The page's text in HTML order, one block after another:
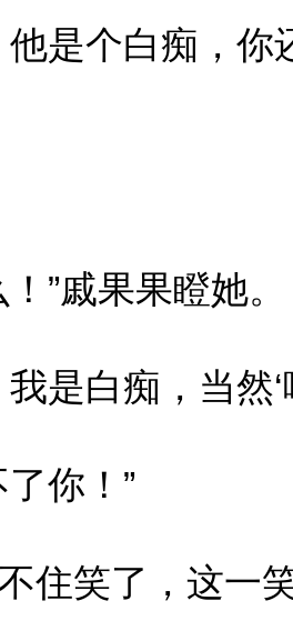
是个白痴，你
”戚果果瞪她。
是白痴，当然‘
你！”
住笑了，这一